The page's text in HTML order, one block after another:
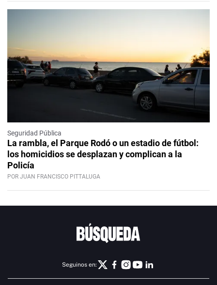
Seguridad Pública
La rambla, el Parque Rodó o un estadio de fútbol:
los homicidios se desplazan y complican a la
Policía
POR JUAN FRANCISCO PITTALUGA
Seguinos en: